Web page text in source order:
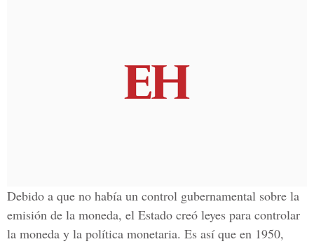
Debido a que no había un control gubernamental sobre la
emisión de la moneda, el Estado creó leyes para controlar
la moneda y la política monetaria. Es así que en 1950,